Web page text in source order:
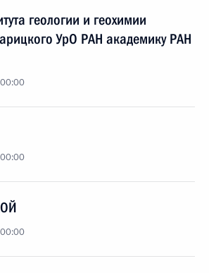
геологии и геохимии
УрО РАН академику РАН